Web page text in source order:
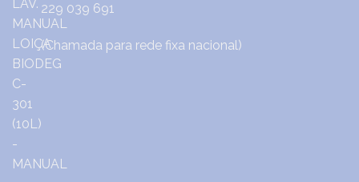
229 039 691
(Chamada para rede fixa nacional)